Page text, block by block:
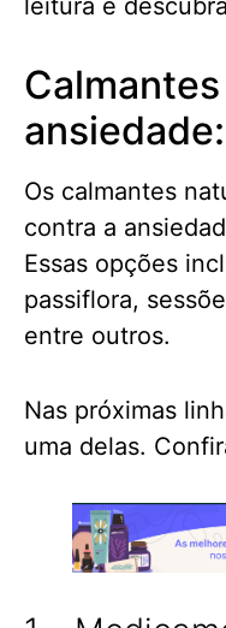
Os calmantes
contra a
Essas opções
passiflora,
entre outros.
Nas próximas
uma delas.